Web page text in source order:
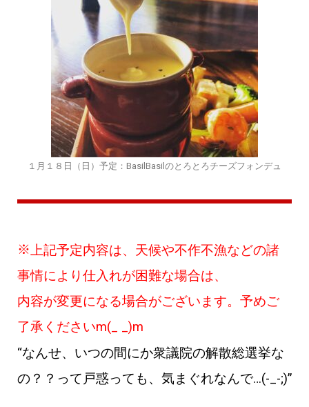
１月１８日（日）予定：BasilBasilのとろとろチーズフォンデュ
※上記予定内容は、天候や不作不漁などの諸
事情により仕入れが困難な場合は、
内容が変更になる場合がございます。予めご
了承くださいm(_ _)m
“なんせ、いつの間にか衆議院の解散総選挙な
の？？って戸惑っても、気まぐれなんで…(-_-;)”